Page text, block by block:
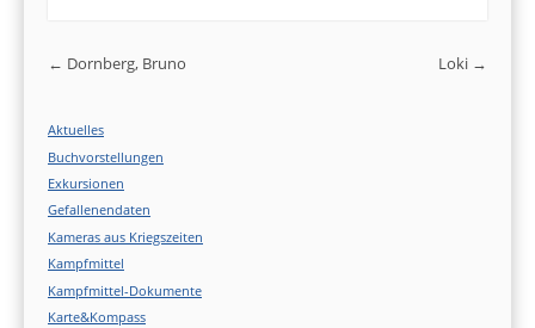
Post navigation
← Dornberg, Bruno Loki →
Aktuelles
Buchvorstellungen
Exkursionen
Gefallenendaten
Kameras aus Kriegszeiten
Kampfmittel
Kampfmittel-Dokumente
Karte&Kompass